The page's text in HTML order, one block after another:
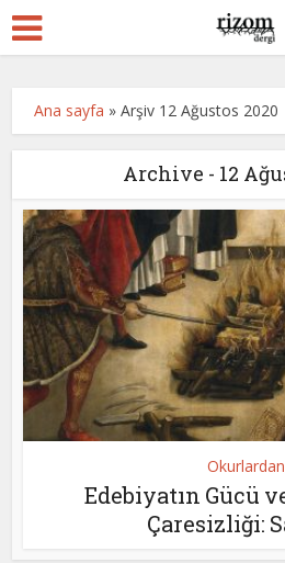
Ana sayfa »Arşiv 12 Ağustos 2020
Archive - 12
Okurlardan
Edebiyatın Gücü
Çaresizliği: